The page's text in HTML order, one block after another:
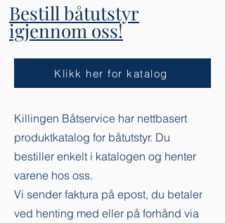
Bestill båtutstyr
igjennom oss!
Klikk her for katalog
Killingen Båtservice har nettbasert
produktkatalog for båtutstyr. Du
bestiller enkelt i katalogen og henter
varene hos oss.
Vi sender faktura på epost, du betaler
ved henting med eller på forhånd via